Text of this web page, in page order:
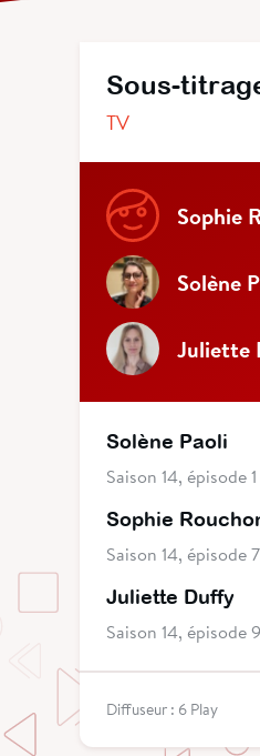
Sous-
TV
Sophie
Solène
Juliette
Solène Paoli
Saison 14, épisode 1
Sophie
Saison 14, épisode 7
Juliette Duffy
Saison 14, épisode 9
Diffuseur : 6 Play